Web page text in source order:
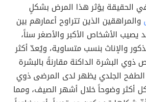
الحقيقة يؤثر هذا المرض بشكلٍ
والمراهقين الذين تتراوح أعمارهم بين
قد يصيب الأشخاص الأكبر والأصغر سناً،
والإناث بنسب متساوية، ويُعدّ أكثر
ذوي البشرة الداكنة مقارنةً بالبشرة
الطفح الجلدي يظهر لدى المرضى ذوي
أكثر وضوحاً خلال أشهر الصيف، ومما